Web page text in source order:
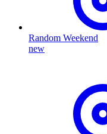
Random Weekend
new